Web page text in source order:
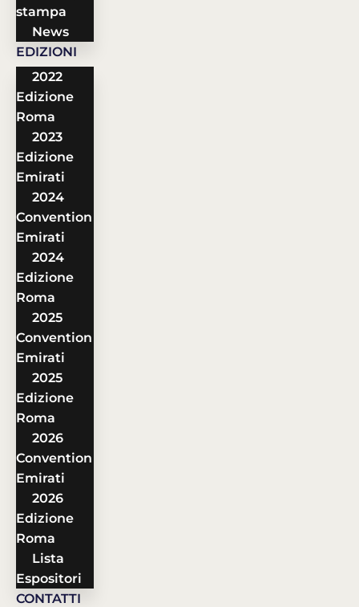
stampa
News
EDIZIONI
2022
Edizione
Roma
2023
Edizione
Emirati
2024
Convention
Emirati
2024
Edizione
Roma
2025
Convention
Emirati
2025
Edizione
Roma
2026
Convention
Emirati
2026
Edizione
Roma
Lista
Espositori
CONTATTI